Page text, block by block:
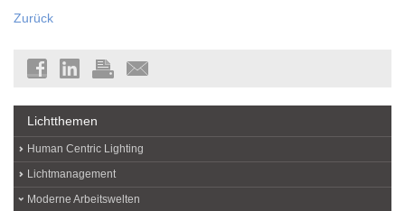
Zurück
Lichtthemen
Human Centric Lighting
Lichtmanagement
Moderne Arbeitswelten